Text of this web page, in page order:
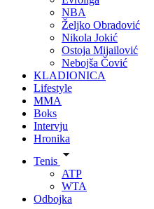
NBA
Željko Obradović
Nikola Jokić
Ostoja Mijailović
Nebojša Čović
KLADIONICA
Lifestyle
MMA
Boks
Intervju
Hronika
Tenis
ATP
WTA
Odbojka